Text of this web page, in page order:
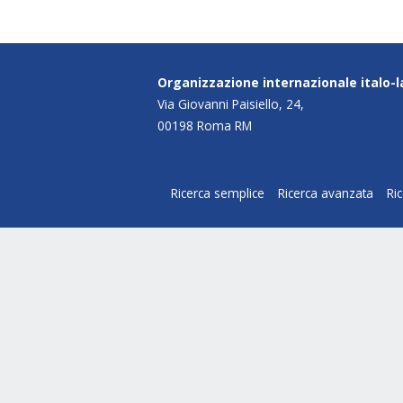
Organizzazione internazionale italo-
Via Giovanni Paisiello, 24,
00198 Roma RM
Ricerca semplice Ricerca avanzata